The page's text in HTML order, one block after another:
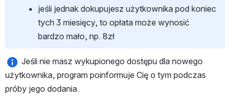
jeśli jednak dokupujesz użytkownika pod koniec
tych 3 miesięcy, to opłata może wynosić
bardzo mało, np. 8zł
Jeśli nie masz wykupionego dostępu dla nowego
użytkownika, program poinformuje Cię o tym podczas
próby jego dodania.